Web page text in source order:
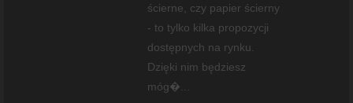
ścierne, czy papier ścierny
- to tylko kilka propozycji
dostępnych na rynku.
Dzięki nim będziesz
móg�...